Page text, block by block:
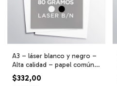
A3 – láser blanco y negro –
Alta calidad – papel común
– simple faz -
$332,00